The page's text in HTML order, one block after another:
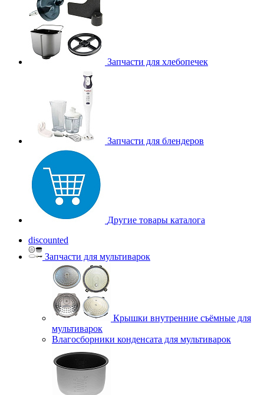
Запчасти для хлебопечек
Запчасти для блендеров
Другие товары каталога
discounted
Запчасти для мультиварок
Крышки внутренние съёмные для
мультиварок
Влагосборники конденсата для мультиварок